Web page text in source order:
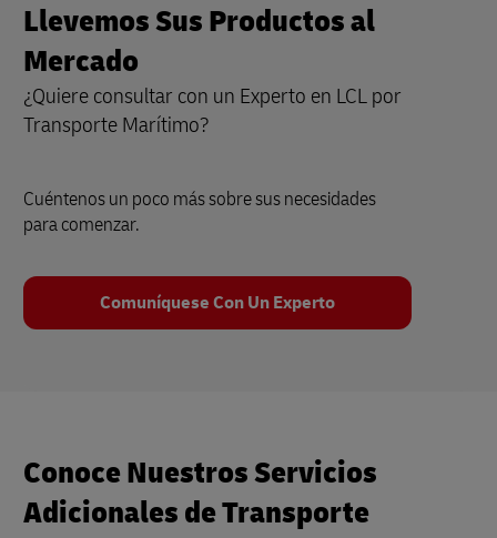
Llevemos Sus Productos al
Mercado
¿Quiere consultar con un Experto en LCL por
Transporte Marítimo?
Cuéntenos un poco más sobre sus necesidades
para comenzar.
Comuníquese Con Un Experto
Conoce Nuestros Servicios
Adicionales de Transporte